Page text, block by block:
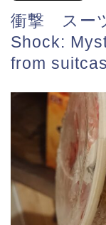
衝撃 スー
Shock:
from